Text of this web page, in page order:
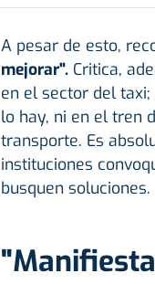
A pesar de esto,
mejorar".Critica,
en el sector del
lo hay, ni en el tren
transporte. Es
instituciones
busquen soluciones.